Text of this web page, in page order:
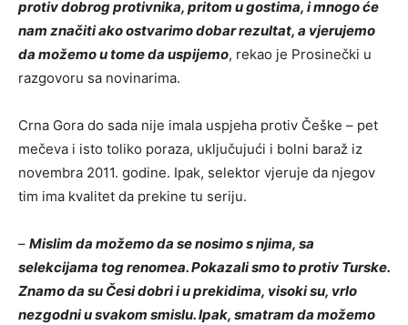
protiv dobrog protivnika, pritom u gostima, i mnogo će
nam značiti ako ostvarimo dobar rezultat, a vjerujemo
da možemo u tome da uspijemo, rekao je Prosinečki u
razgovoru sa novinarima.
Crna Gora do sada nije imala uspjeha protiv Češke – pet
mečeva i isto toliko poraza, uključujući i bolni baraž iz
novembra 2011. godine. Ipak, selektor vjeruje da njegov
tim ima kvalitet da prekine tu seriju.
– Mislim da možemo da se nosimo s njima, sa
selekcijama tog renomea. Pokazali smo to protiv Turske.
Znamo da su Česi dobri i u prekidima, visoki su, vrlo
nezgodni u svakom smislu. Ipak, smatram da možemo